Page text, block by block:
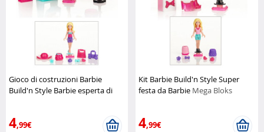
Gioco di costruzioni Barbie
Build'n Style Barbie esperta di
4,99€
Kit Barbie Build'n Style Super
festa da Barbie Mega Bloks
4,99€